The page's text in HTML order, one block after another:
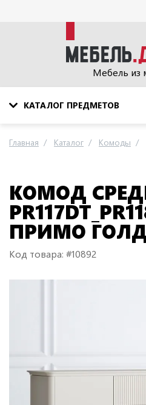
Мебель из
КАТАЛОГ ПРЕДМЕТОВ
Главная Каталог Комоды
КОМОД
ПРИМО
Код товара: #10892